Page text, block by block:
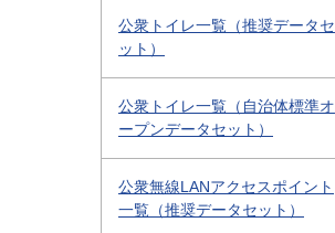
公衆トイレ一覧（推奨データセ
ット）
公衆トイレ一覧（自治体標準オ
ープンデータセット）
公衆無線LANアクセスポイント
一覧（推奨データセット）